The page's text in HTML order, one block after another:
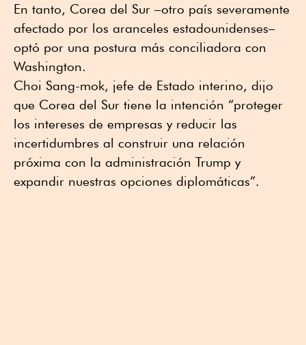
En tanto, Corea del Sur –otro país severamente
afectado por los aranceles estadounidenses–
optó por una postura más conciliadora con
Washington.
Choi Sang-mok, jefe de Estado interino, dijo
que Corea del Sur tiene la intención “proteger
los intereses de empresas y reducir las
incertidumbres al construir una relación
próxima con la administración Trump y
expandir nuestras opciones diplomáticas”.